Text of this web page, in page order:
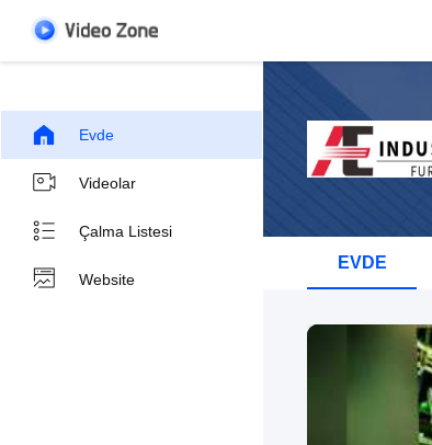
Evde
Videolar
Çalma Listesi
Website
EVDE